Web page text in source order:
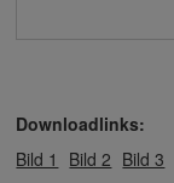
Downloadlinks:
Bild 1
Bild 2 Bild 3